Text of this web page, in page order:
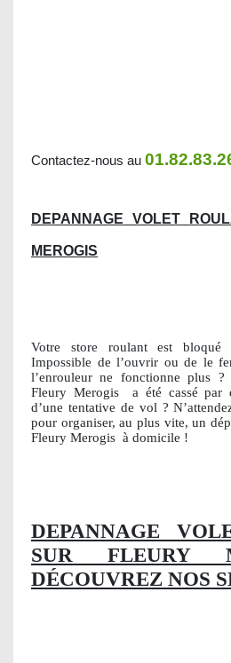
Contactez-nous au
DEPANNAGE VOLET
MEROGIS
Votre store roulant est
Impossible de l’ouvrir ou de le
l’enrouleur ne fonctionne plus
Fleury Merogis
a été cassé par
d’une tentative de vol ?
pour organiser, au plus vite, un
Fleury Merogis à domicile !
DEPANNAGE
SUR FLEURY
DÉCOUVREZ NOS